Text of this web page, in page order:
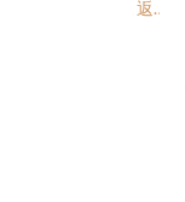
返信